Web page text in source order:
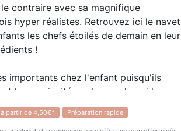
contraire avec sa magnifique
hyper réalistes. Retrouvez ici le navet
les chefs étoilés de demain en leur
!
importants chez l'enfant puisqu'ils
leur curiosité sur le monde qui les
partir de 4,50€* Préparation rapide